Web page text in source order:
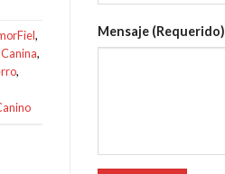
,
,
,
Mensaje (Requerido)